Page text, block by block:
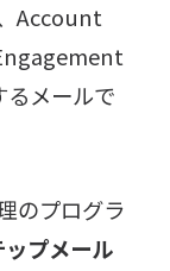
Account
メールで
のプログラ
プメール